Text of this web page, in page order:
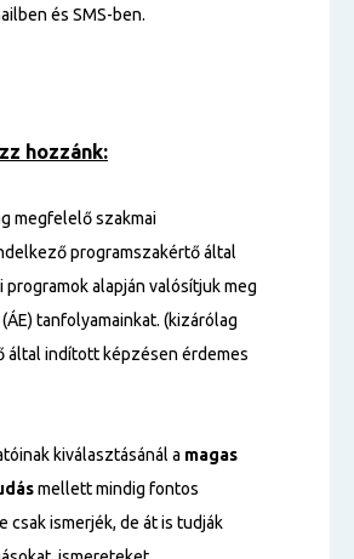
és SMS-ben.
hozzánk:
megfelelő szakmai
programszakértő által
alapján valósítjuk meg
tanfolyamainkat. (kizárólag
által indított képzésen érdemes
kiválasztásánál a magas
mellett mindig fontos
csak ismerjék, de át is tudják